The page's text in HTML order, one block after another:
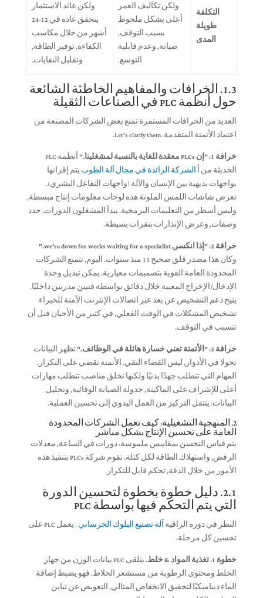
التكلفة
طويلة
المدى
ولكن تكاليف العمر
أعلى بشكل ملحوظ
بسبب التوقف,
صيانة, وعدم قابلية
التوسع.
ولكن عائد الاستثمار
يتحقق عادة في 12-24
أشهر من خلال مكاسب
الكفاءة, توفير الطاقة,
وتقليل النفايات.
1.3. الخرافات والمفاهيم الخاطئة الشائعة
حول أنظمة PLC في الصناعات الثقيلة
العديد من الخرافات المستمرة تمنع بعض الشركات المصنعة من
اعتماد الأتمتة المتقدمة.Let's clarify them
.
خرافة 1: "إن PLCs معقدة للغاية بالنسبة لمشغلينا."
أنظمة PLC
الحديثة من أ الشركة الرائدة في مجال آلة الطوبيتم إقرانها
بواجهات بديهية بين الإنسان والآلة (واجهات التفاعل البشري).
تعرض شاشات اللمس الملونة هذه لوحات معلومات إنتاج مبسطة,
وليس أسطر من التعليمات البرمجية. يبدأ المشغلون الدورات, حدد
وصفات, وعرض الإنذارات بنقرات بسيطة.
خرافة 2: "إذا انكسر,
we're down for weeks waiting for a specialist.
"
وكان هذا مصدر قلق صحيح 15 منذ سنوات. اليوم, تتمتع الشركات
المحدودة العامة القوية بتصميمات معيارية. يمكن تبديل وحدة
الإدخال/الإخراج المعيبة خلال دقائق بواسطة فنيين مدربين داخليًا.
يتيح دعم التشخيص عن بعد عبر اتصالات الإنترنت الآمنة للخبراء
تشخيص المشكلات في الوقت الفعلي, في كثير من الأحيان قبل أن
تتسبب في التوقف.
خرافة 3: "الأتمتة تعني خسارة هائلة في الوظائف."
تظهر البيانات
تحولا في الأدوار, ليس القضاء النقي. الأتمتة تقضي على التكرار,
المهام التي تتطلب جهدًا بدنيًا ولكنها تخلق مناصب تتطلب مهارات
أعلى للإشراف على الماكينة, جدولة الصيانة الوقائية, وتحليل
البيانات. ينتقل التركيز من العمل اليدوي إلى تحسين العملية.
2. المنهجية التشغيلية: كيف تعمل الشركات المحدودة
العامة على تحسين الإنتاج بشكل مباشر
يتم قياس التحسن بمقاييس ملموسة: دورات في الساعة, معدلات
الرفض, واستهلاك الطاقة لكل كتلة. تقوم شركة PLCs بتنفيذ هذه
الأمور من خلال الدقة, تحكم قابل للتكرار.
2.1. دليل خطوة بخطوة لتحسين الدورة
التي يتم التحكم فيها بواسطة PLC
النظر في دورة الراقية آلة تصنيع البلوك الخرساني
. يعمل PLC على
تحسين كل مرحلة:
خطوة 1: تغذية المواد & خلط.
يتلقى PLC بيانات الوزن من جهاز
الخلط ومحتوى الرطوبة من مستشعر الخلاط. فهو يضبط إضافة
الماء ديناميكيًا لتحقيق الانخفاض المثالي, التعويض عن تباين